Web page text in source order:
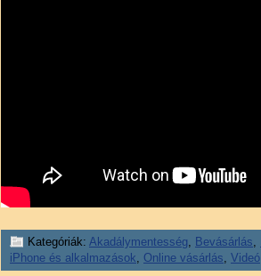
Kategóriák: Akadálymentesség, Bevásárlás,
iPhone és alkalmazások, Online vásárlás, Videó